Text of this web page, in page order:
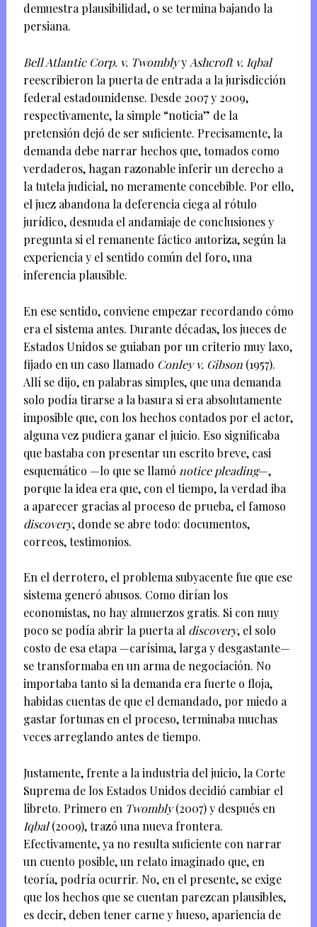
demuestra plausibilidad, o se termina bajando la
persiana.
Bell Atlantic Corp. v. Twomblyy Ashcroft v. Iqbal
reescribieron la puerta de entrada a la jurisdicción
federal estadounidense. Desde 2007 y 2009,
respectivamente, la simple “noticia” de la
pretensión dejó de ser suficiente. Precisamente, la
demanda debe narrar hechos que, tomados como
verdaderos, hagan razonable inferir un derecho a
la tutela judicial, no meramente concebible. Por ello,
el juez abandona la deferencia ciega al rótulo
jurídico, desnuda el andamiaje de conclusiones y
pregunta si el remanente fáctico autoriza, según la
experiencia y el sentido común del foro, una
inferencia plausible.
En ese sentido, conviene empezar recordando cómo
era el sistema antes. Durante décadas, los jueces de
Estados Unidos se guiaban por un criterio muy laxo,
fijado en un caso llamado Conley v. Gibson(1957).
Allí se dijo, en palabras simples, que una demanda
solo podía tirarse a la basura si era absolutamente
imposible que, con los hechos contados por el actor,
alguna vez pudiera ganar el juicio. Eso significaba
que bastaba con presentar un escrito breve, casi
esquemático —lo que se llamó notice pleading—,
porque la idea era que, con el tiempo, la verdad iba
a aparecer gracias al proceso de prueba, el famoso
discovery, donde se abre todo: documentos,
correos, testimonios.
En el derrotero, el problema subyacente fue que ese
sistema generó abusos. Como dirían los
economistas, no hay almuerzos gratis. Si con muy
poco se podía abrir la puerta al discovery, el solo
costo de esa etapa —carísima, larga y desgastante—
se transformaba en un arma de negociación. No
importaba tanto si la demanda era fuerte o floja,
habidas cuentas de que el demandado, por miedo a
gastar fortunas en el proceso, terminaba muchas
veces arreglando antes de tiempo.
Justamente, frente a la industria del juicio, la Corte
Suprema de los Estados Unidos decidió cambiar el
libreto. Primero en Twombly(2007) y después en
Iqbal(2009), trazó una nueva frontera.
Efectivamente, ya no resulta suficiente con narrar
un cuento posible, un relato imaginado que, en
teoría, podría ocurrir. No, en el presente, se exige
que los hechos que se cuentan parezcan plausibles,
es decir, deben tener carne y hueso, apariencia de